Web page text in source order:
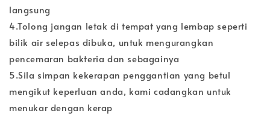
langsung
4.Tolong jangan letak di tempat yang lembap seperti
bilik air selepas dibuka, untuk mengurangkan
pencemaran bakteria dan sebagainya
5.Sila simpan kekerapan penggantian yang betul
mengikut keperluan anda, kami cadangkan untuk
menukar dengan kerap